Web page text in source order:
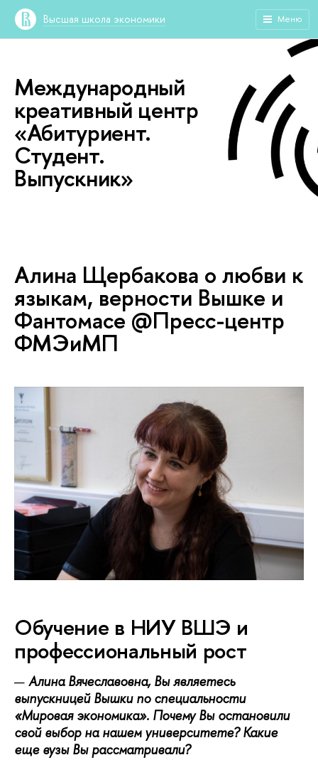
Высшая школа экономики Меню
Международный
креативный центр
«Абитуриент.
Студент.
Выпускник»
Алина Щербакова о любви к
языкам, верности Вышке и
Фантомасе @Пресс-центр
ФМЭиМП
Обучение в НИУ ВШЭ и
профессиональный рост
Алина Вячеславовна, Вы являетесь
выпускницей Вышки по специальности
«Мировая экономика». Почему Вы остановили
свой выбор на нашем университете? Какие
еще вузы Вы рассматривали?